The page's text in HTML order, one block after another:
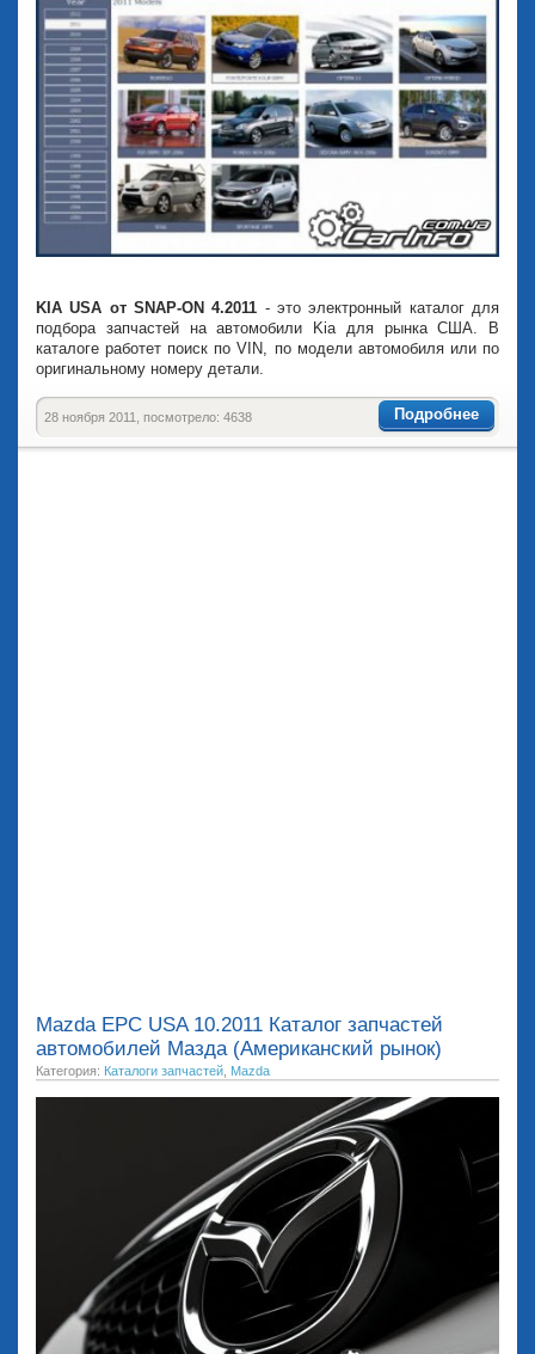
KIA USA от SNAP-ON 4.2011 - это электронный каталог для
подбора запчастей на автомобили Kia для рынка США. В
каталоге работет поиск по VIN, по модели автомобиля или по
оригинальному номеру детали.
Подробнее
28 ноября 2011, посмотрело: 4638
Mazda EPC USA 10.2011 Каталог запчастей
автомобилей Мазда (Американский рынок)
Категория: Каталоги запчастей Mazda